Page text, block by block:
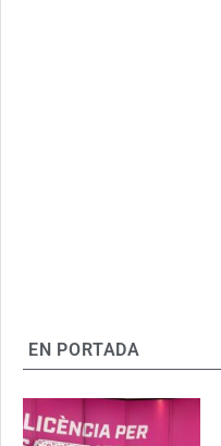
EN PORTADA